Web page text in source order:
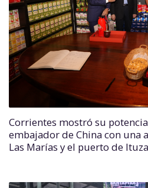
Corrientes mostró su
embajador de China con una
Las Marías y el puerto de